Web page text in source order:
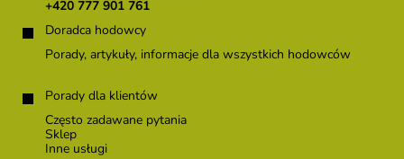
+420 777 901 761
Doradca hodowcy
Porady, artykuły, informacje dla wszystkich hodowców
Porady dla klientów
Często zadawane pytania
Sklep
Inne usługi